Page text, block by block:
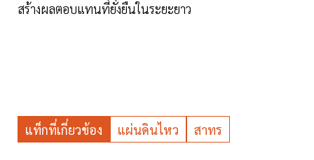
สร้างผลตอบแทนที่ยั่งยืนในระยะยาว
แท็กที่เกี่ยวข้อง แผ่นดินไหว สาทร